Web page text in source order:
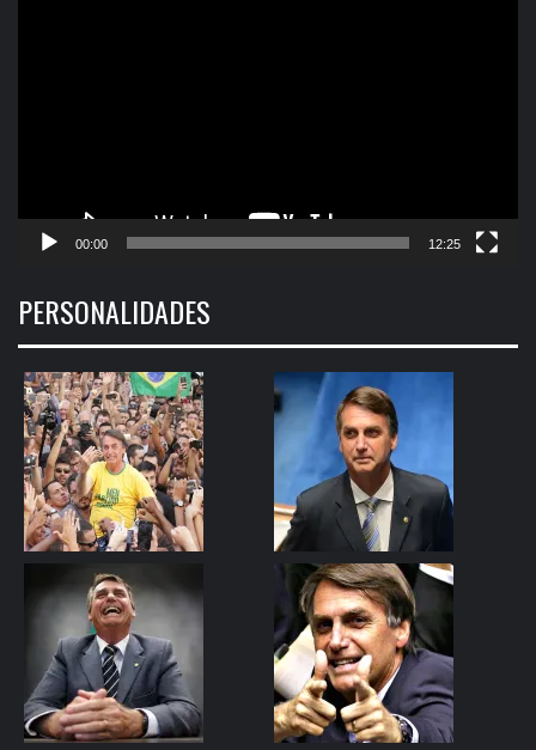
00:00 12:25
PERSONALIDADES